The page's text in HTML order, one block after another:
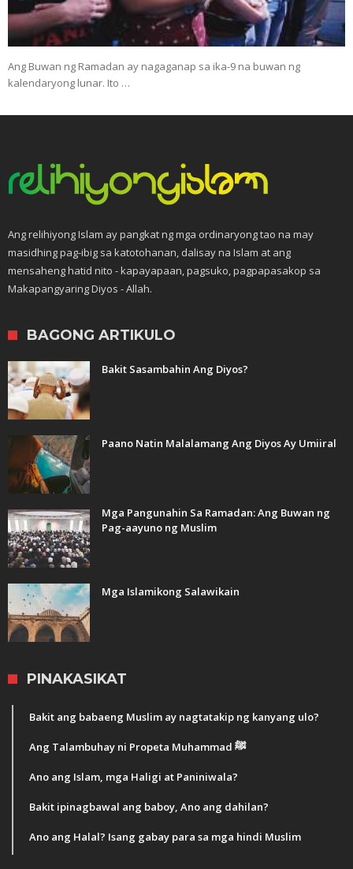
Ang Buwan ng Ramadan ay nagaganap sa ika-9 na buwan ng
kalendaryong lunar. Ito …
Ang relihiyong Islam ay pangkat ng mga ordinaryong tao na may
masidhing pag-ibig sa katotohanan, dalisay na Islam at ang
mensaheng hatid nito - kapayapaan, pagsuko, pagpapasakop sa
Makapangyaring Diyos - Allah.
BAGONG ARTIKULO
Bakit Sasambahin Ang Diyos?
Paano Natin Malalamang Ang Diyos Ay Umiiral
Mga Pangunahin Sa Ramadan: Ang Buwan ng
Pag-aayuno ng Muslim
Mga Islamikong Salawikain
PINAKASIKAT
Bakit ang babaeng Muslim ay nagtatakip ng kanyang ulo?
Ang Talambuhay ni Propeta Muhammad ﷺ
Ano ang Islam, mga Haligi at Paniniwala?
Bakit ipinagbawal ang baboy, Ano ang dahilan?
Ano ang Halal? Isang gabay para sa mga hindi Muslim